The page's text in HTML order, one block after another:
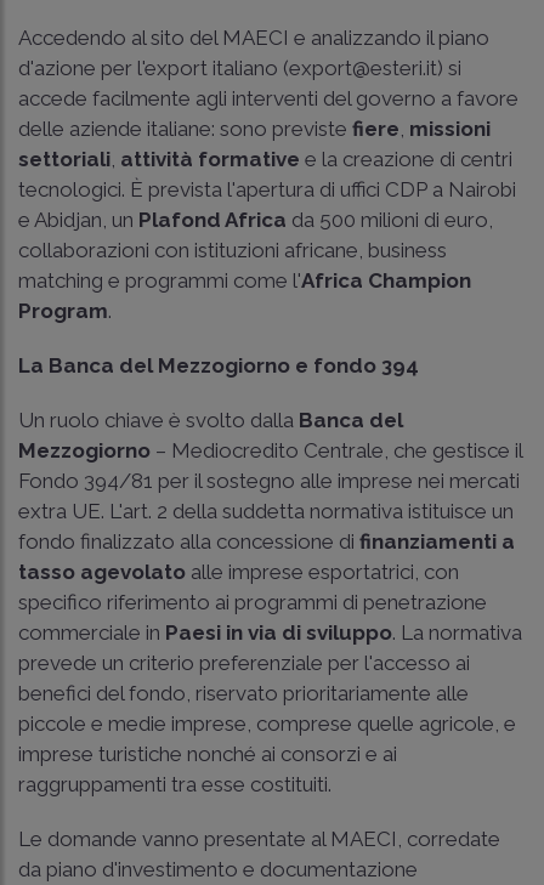
Accedendo al sito del MAECI e analizzando il piano
d'azione per l'export italiano (export@esteri.it) si
accede facilmente agli interventi del governo a favore
delle aziende italiane: sono previste fiere missioni
settoriali attività formative e la creazione di centri
tecnologici. È prevista l'apertura di uffici CDP a Nairobi
e Abidjan, un Plafond Africa da 500 milioni di euro,
collaborazioni con istituzioni africane, business
matching e programmi come l'Africa Champion
Program.
La Banca del Mezzogiorno e fondo 394
Un ruolo chiave è svolto dalla Banca del
Mezzogiorno – Mediocredito Centrale, che gestisce il
Fondo 394/81 per il sostegno alle imprese nei mercati
extra UE. L'art. 2 della suddetta normativa istituisce un
fondo finalizzato alla concessione di finanziamenti a
tasso agevolato alle imprese esportatrici, con
specifico riferimento ai programmi di penetrazione
commerciale in Paesi in via di sviluppo. La normativa
prevede un criterio preferenziale per l'accesso ai
benefici del fondo, riservato prioritariamente alle
piccole e medie imprese, comprese quelle agricole, e
imprese turistiche nonché ai consorzi e ai
raggruppamenti tra esse costituiti.
Le domande vanno presentate al MAECI, corredate
da piano d'investimento e documentazione